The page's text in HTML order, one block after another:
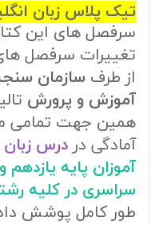
تیک پلاس زبان
سرفصل های این
تغییرات سرفصل
از طرف سازمان
آموزش و پرورش
همین جهت تمامی
آمادگی در درس
آموزان پایه یازدهم
سراسری در کلیه
طور کامل پوشش